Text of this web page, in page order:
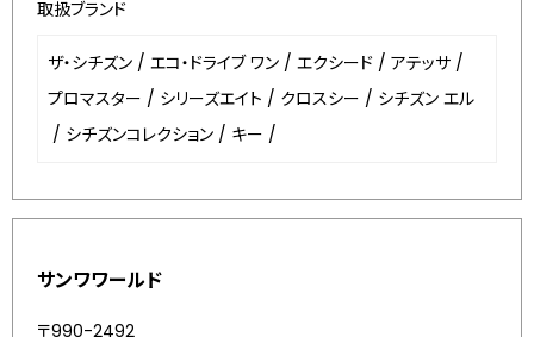
取扱ブランド
ザ・シチズン / エコ・ドライブ ワン / エクシード / アテッサ /
プロマスター / シリーズエイト / クロスシー / シチズン エル
/ シチズンコレクション / キー /
サンワワールド
〒990-2492